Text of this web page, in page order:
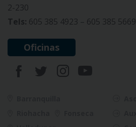
2-230
Tels: 605 385 4923 – 605 385 5669
Oficinas